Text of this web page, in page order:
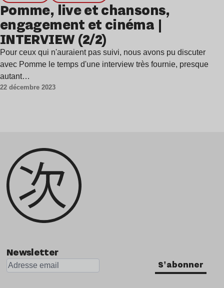
Pomme, live et chansons,
engagement et cinéma |
INTERVIEW (2/2)
Pour ceux qui n'auraient pas suivi, nous avons pu discuter
avec Pomme le temps d'une interview très fournie, presque
autant…
22 décembre 2023
Newsletter
S'abonner